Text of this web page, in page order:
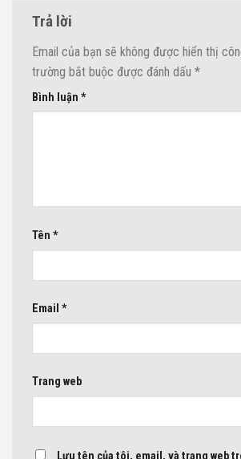
Trả lời
Email của bạn sẽ không được hiển thị
trường bắt buộc được đánh dấu *
Bình luận *
Tên *
Email *
Trang web